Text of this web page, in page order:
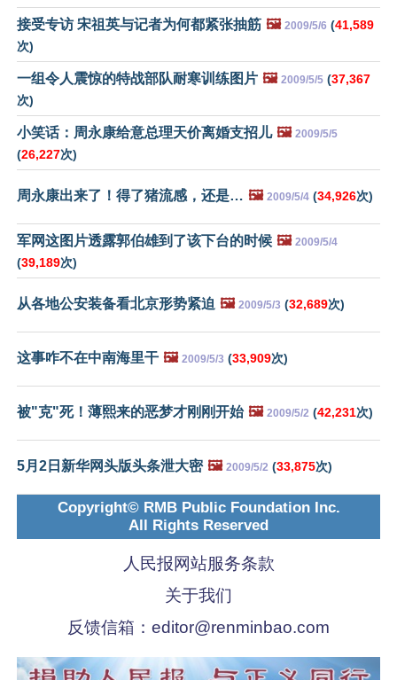
接受专访 宋祖英与记者为何都紧张抽筋 🖼️ 2009/5/6 (41,589
次)
一组令人震惊的特战部队耐寒训练图片 🖼️ 2009/5/5 (37,367
次)
小笑话：周永康给意总理天价离婚支招儿 🖼️ 2009/5/5
(26,227次)
周永康出来了！得了猪流感，还是… 🖼️ 2009/5/4 (34,926次)
军网这图片透露郭伯雄到了该下台的时候 🖼️ 2009/5/4
(39,189次)
从各地公安装备看北京形势紧迫 🖼️ 2009/5/3 (32,689次)
这事咋不在中南海里干 🖼️ 2009/5/3 (33,909次)
被"克"死！薄熙来的恶梦才刚刚开始 🖼️ 2009/5/2 (42,231次)
5月2日新华网头版头条泄大密 🖼️ 2009/5/2 (33,875次)
Copyright© RMB Public Foundation Inc.
All Rights Reserved
人民报网站服务条款
关于我们
反馈信箱： editor@renminbao.com